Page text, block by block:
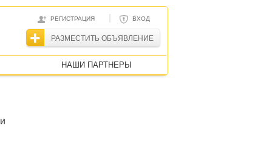
РЕГИСТРАЦИЯ | ВХОД
РАЗМЕСТИТЬ ОБЪЯВЛЕНИЕ
НАШИ ПАРТНЕРЫ